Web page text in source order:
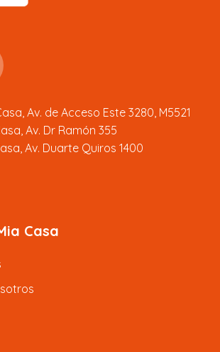
Av. de Acceso Este 3280, M5521
Av. Dr Ramón 355
Av. Duarte Quiros 1400
Casa